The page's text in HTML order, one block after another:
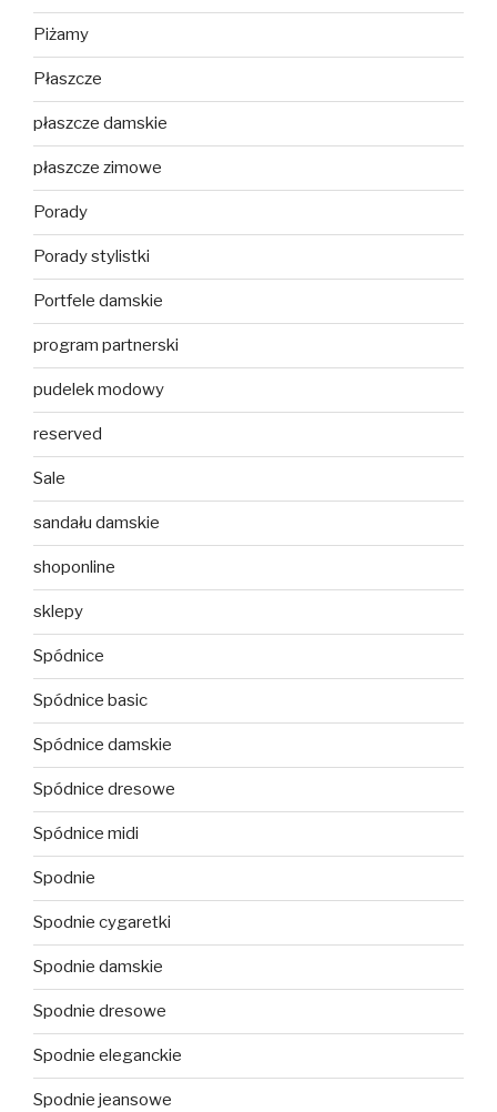
Piżamy
Płaszcze
płaszcze damskie
płaszcze zimowe
Porady
Porady stylistki
Portfele damskie
program partnerski
pudelek modowy
reserved
Sale
sandału damskie
shoponline
sklepy
Spódnice
Spódnice basic
Spódnice damskie
Spódnice dresowe
Spódnice midi
Spodnie
Spodnie cygaretki
Spodnie damskie
Spodnie dresowe
Spodnie eleganckie
Spodnie jeansowe